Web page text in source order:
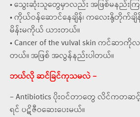
• သွေးဆုံးသူတွေမှာလည်း အဖြစ်မနည်းကြ
• ကိုယ်ဝန်ဆောင်နေချိန်၊ ကလေးနို့တိုက်ခ
မိန်းမကိုယ် ယားတယ်။
• Cancer of the vulval skin ကင်ဆ
တယ်။ အဖြစ် အလွန်နည်းပါတယ်။
ဘယ်လို ဆင်ခြင်ကုသမလဲ –
– Antibiotics ပိုးဝင်တာတွေ လိင်ကတဆ
ရင် ပဋိဇီဝဆေးပေးမယ်။